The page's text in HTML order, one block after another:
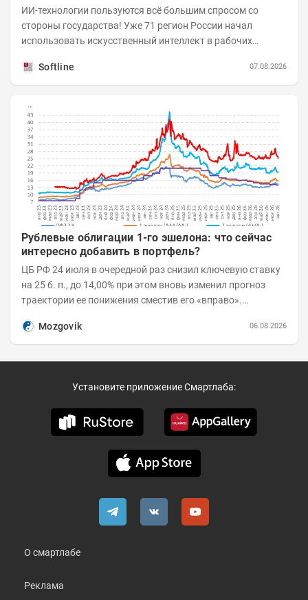
ИИ-технологии пользуются всё большим спросом со
стороны государства! Уже 71 регион России начал
использовать искусственный интеллект в рабочих
Softline
07.08.2026
Рублевые облигации 1-го эшелона: что сейчас
интересно добавить в портфель?
ЦБ РФ 24 июля в очередной раз снизил ключевую ставку
на 25 б. п., до 14,00% при этом вновь изменил прогноз
траектории ее понижения сместив его «вправо».
Mozgovik
06.08.2026
Установите приложение Смартлаба:
О смартлабе
Реклама